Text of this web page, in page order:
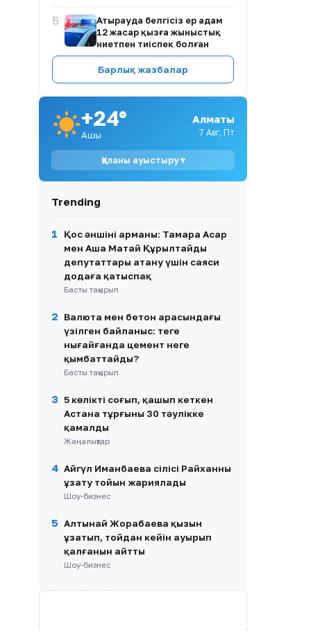
5
Атырауда белгісіз ер адам
12 жасар қызға жыныстық
ниетпен тиіспек болған
Иран парламенті Ормуз
бұғазы арқылы АҚШ пен
7
Димаш Құдайберген
әлемдік тур бастайды
8
Қазақстанда ертең аптап
өңірлерде найзағай мен
Димаш Құдайберген
қарындасының тойында ән
айтып, желіде пікірталас
тудырды
Бұлбұл Қартанбай
Канададағы беделді
университетке жұмысқа
орналасты
Барлық жазбалар
+24°
Ашық
Алматы
7 Авг, Пт
Қаланы ауыстыру ▾
Trending
1
Қос әншінің арманы: Тамара Асар
мен Аша Матай Құрылтайдың
депутаттары атану үшін саяси
додаға қатыспақ
Басты тақырып
2
Валюта мен бетон арасындағы
үзілген байланыс: теңге
нығайғанда цемент неге
қымбаттайды?
Басты тақырып
3
5 көлікті соғып, қашып кеткен
Астана тұрғыны 30 тәулікке
қамалды
Жаңалықтар
4 Айгүл Иманбаева сіңлісі Райханның
ұзату тойын жариялады
Шоу-бизнес
5 Алтынай Жорабаева қызын
ұзатып, тойдан кейін ауырып
қалғанын айтты
Шоу-бизнес